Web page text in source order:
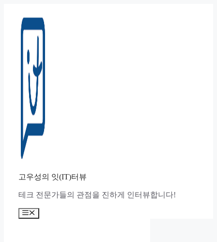
고우성의 잇(IT)터뷰
테크 전문가들의 관점을 진하게 인터뷰합니다!
메